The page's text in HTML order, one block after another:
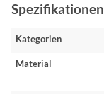
Spezifikationen
Kategorien
Material